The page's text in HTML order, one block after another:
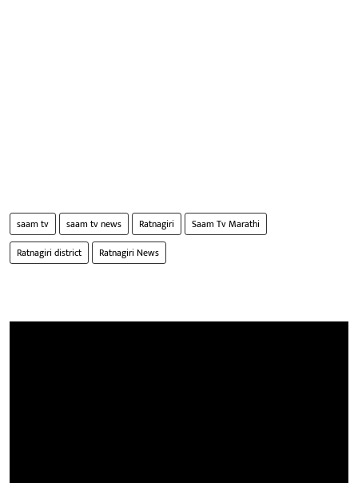
saam tv saam tv news Ratnagiri
Saam Tv Marathi
Ratnagiri district
Ratnagiri News